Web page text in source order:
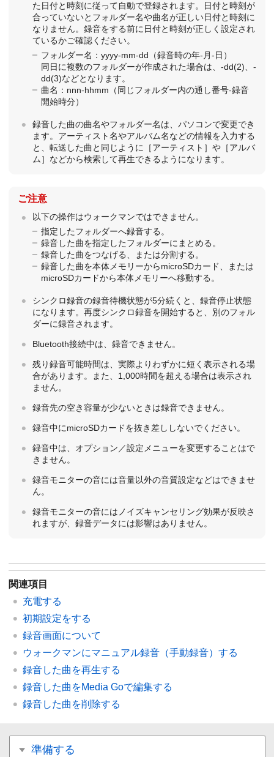
た日付と時刻に従って自動で登録されます。日付と時刻が
合っていないとフォルダー名や曲名が正しい日付と時刻に
なりません。録音をする前に日付と時刻が正しく設定され
ているかご確認ください。
フォルダー名：yyyy-mm-dd（録音時の年-月-日）
同日に複数のフォルダーが作成された場合は、-dd(2)、-
dd(3)などとなります。
曲名：nnn-hhmm（同じフォルダー内の通し番号-録音
開始時分）
録音した曲の曲名やフォルダー名は、パソコンで変更でき
ます。アーティスト名やアルバム名などの情報を入力する
と、転送した曲と同じように［アーティスト ］や［アルバ
ム ］などから検索して再生できるようになります。
ご注意
以下の操作はウォークマンではできません。
指定したフォルダーへ録音する。
録音した曲を指定したフォルダーにまとめる。
録音した曲をつなげる、または分割する。
録音した曲を本体メモリーからmicroSDカード、または
microSDカードから本体メモリーへ移動する。
シンクロ録音の録音待機状態が5分続くと、録音停止状態
になります。再度シンクロ録音を開始すると、別のフォル
ダーに録音されます。
Bluetooth接続中は、録音できません。
残り録音可能時間は、実際よりわずかに短く表示される場
合があります。また、1,000時間を超える場合は表示され
ません。
録音先の空き容量が少ないときは録音できません。
録音中にmicroSDカードを抜き差ししないでください。
録音中は、オプション／設定メニューを変更することはで
きません。
録音モニターの音には音量以外の音質設定などはできませ
ん。
録音モニターの音にはノイズキャンセリング効果が反映さ
れますが、録音データには影響はありません。
関連項目
充電する
初期設定をする
録音画面について
ウォークマンにマニュアル録音（手動録音）する
録音した曲を再生する
録音した曲をMedia Goで編集する
録音した曲を削除する
準備する